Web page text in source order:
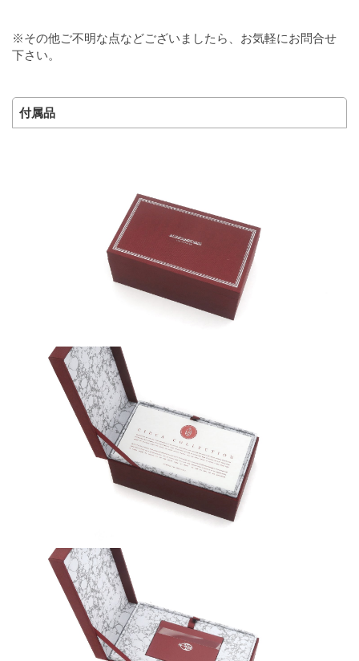
※その他ご不明な点などございましたら、お気軽にお問合せ
下さい。
付属品